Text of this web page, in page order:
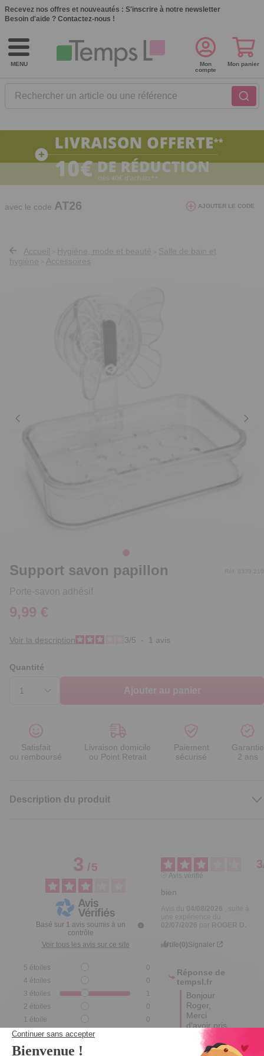
Recevez nos offres et nouveautés : S'inscrire à notre newsletter
Besoin d'aide ? Contactez-nous !
MENU
Rechercher un article ou une référence
Mon
compte
Mon panier
10€ de réduction dès 40€ d'achat. Offre
valable du 03/08/2026 au 12/08/2026.
avec le code AT26 AJOUTER LE CODE
Accueil Hygiène, mode et beauté
Salle de bain et
hygiène
Accessoires
Support savon papillon
Porte-savon adhésif
Réf. 8339.210
9,99 €
Voir la description 3/5 - 1 avis
Quantité
Ajouter au panier
Satisfait
ou remboursé
Livraison domicile
ou Point Retrait
Paiement
sécurisé
Garantie
2 ans
Description du produit
3/5
Basé sur 1 avis soumis à un
contrôle
Voir tous les avis sur ce site
5 étoiles
0
4 étoiles
0
3 étoiles
1
2 étoiles
0
1 étoile 0
Trier les avis
3
Avis vérifié
bien
02/07/2026
Utile(0)Signaler
Réponse de
tempsl.fr
Bonjour
Roger,
Merci
d'avoir pris
le temps de
partager